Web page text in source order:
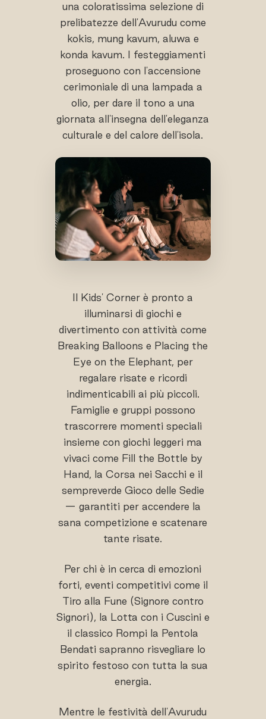
una coloratissima selezione di
prelibatezze dell'Avurudu come
kokis, mung kavum, aluwa e
konda kavum. I festeggiamenti
proseguono con l'accensione
cerimoniale di una lampada a
olio, per dare il tono a una
giornata all'insegna dell'eleganza
culturale e del calore dell'isola.
Il Kids' Corner è pronto a
illuminarsi di giochi e
divertimento con attività come
Breaking Balloons e Placing the
Eye on the Elephant, per
regalare risate e ricordi
indimenticabili ai più piccoli.
Famiglie e gruppi possono
trascorrere momenti speciali
insieme con giochi leggeri ma
vivaci come Fill the Bottle by
Hand, la Corsa nei Sacchi e il
sempreverde Gioco delle Sedie
— garantiti per accendere la
sana competizione e scatenare
tante risate.
Per chi è in cerca di emozioni
forti, eventi competitivi come il
Tiro alla Fune (Signore contro
Signori), la Lotta con i Cuscini e
il classico Rompi la Pentola
Bendati sapranno risvegliare lo
spirito festoso con tutta la sua
energia.
Mentre le festività dell'Avurudu